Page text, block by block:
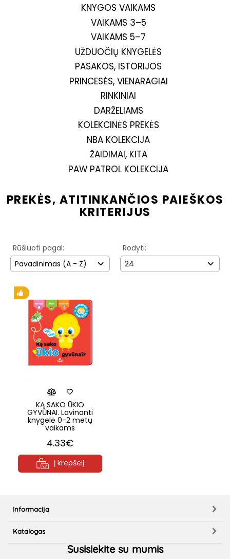
KNYGOS VAIKAMS
VAIKAMS 3–5
VAIKAMS 5–7
UŽDUOČIŲ KNYGELĖS
PASAKOS, ISTORIJOS
PRINCESĖS, VIENARAGIAI
RINKINIAI
DARŽELIAMS
KOLEKCINĖS PREKĖS
NBA KOLEKCIJA
ŽAIDIMAI, KITA
PAW PATROL KOLEKCIJA
PREKĖS, ATITINKANČIOS PAIEŠKOS
KRITERIJUS
Rūšiuoti pagal:
Pavadinimas (A - Z)
Rodyti:
24
KĄ SAKO ŪKIO
GYVŪNAI. Lavinanti
knygelė 0-2 metų
vaikams
4.33€
Į krepšelį
Informacija
Katalogas
Susisiekite su mumis